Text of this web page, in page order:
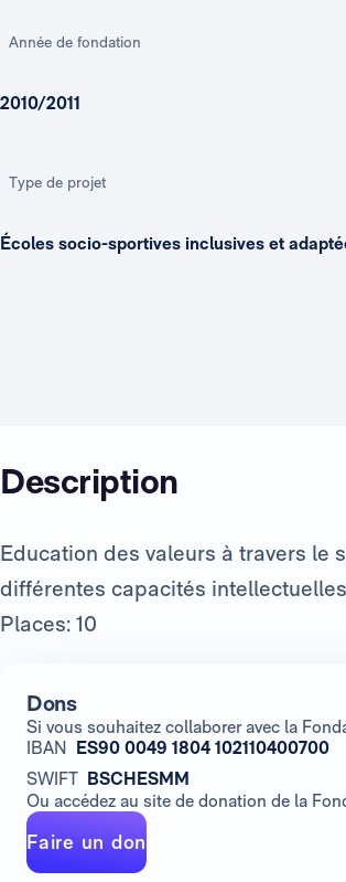
Année de fondation
2010/2011
Type de projet
Écoles socio-sportives inclusives et
Description
Education des valeurs à travers le
différentes capacités
Places: 10
Dons
Si vous souhaitez collaborer avec la
IBAN ES90 0049 1804 102110400700
SWIFT BSCHESMM
Ou accédez au site de donation de la
Faire un don